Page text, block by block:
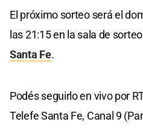
El próximo sorteo será el
las 21:15 en la sala de
Santa Fe.
Podés seguirlo en vivo por
Telefe Santa Fe, Canal 9